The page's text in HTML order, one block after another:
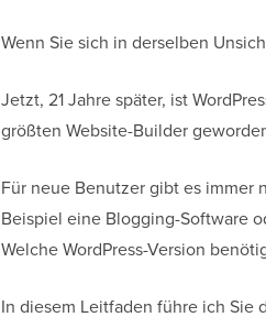
Wenn Sie sich in derselben
Jetzt, 21 Jahre später, ist
größten Website-Builder
Für neue Benutzer gibt es immer
Beispiel eine Blogging-Software
Welche WordPress-Version
In diesem Leitfaden führe ich Sie